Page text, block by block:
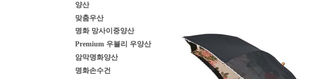
양산
맞춤우산
명화 망사이중양산
Premium 우블리 우양산
암막명화양산
명화손수건